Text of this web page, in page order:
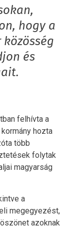
hogy a
és
felhívta a
hozta
több
folytak
magyarság
a
megegyezést,
azoknak